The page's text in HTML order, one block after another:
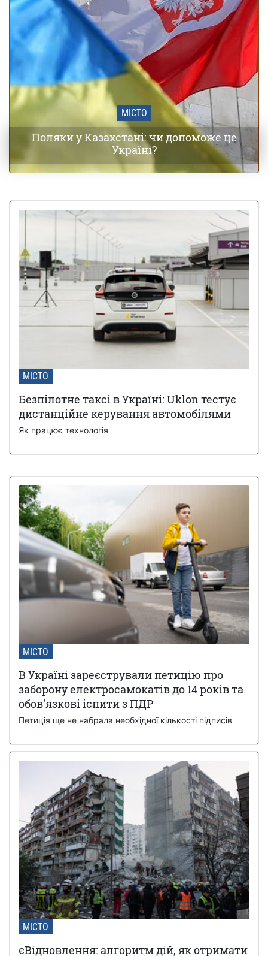
МІСТО
Поляки у Казахстані: чи допоможе це
Україні?
МІСТО
Безпілотне таксі в Україні: Uklon тестує
дистанційне керування автомобілями
Як працює технологія
МІСТО
В Україні зареєстрували петицію про
заборону електросамокатів до 14 років та
обов'язкові іспити з ПДР
Петиція ще не набрала необхідної кількості підписів
МІСТО
єВідновлення: алгоритм дій, як отримати